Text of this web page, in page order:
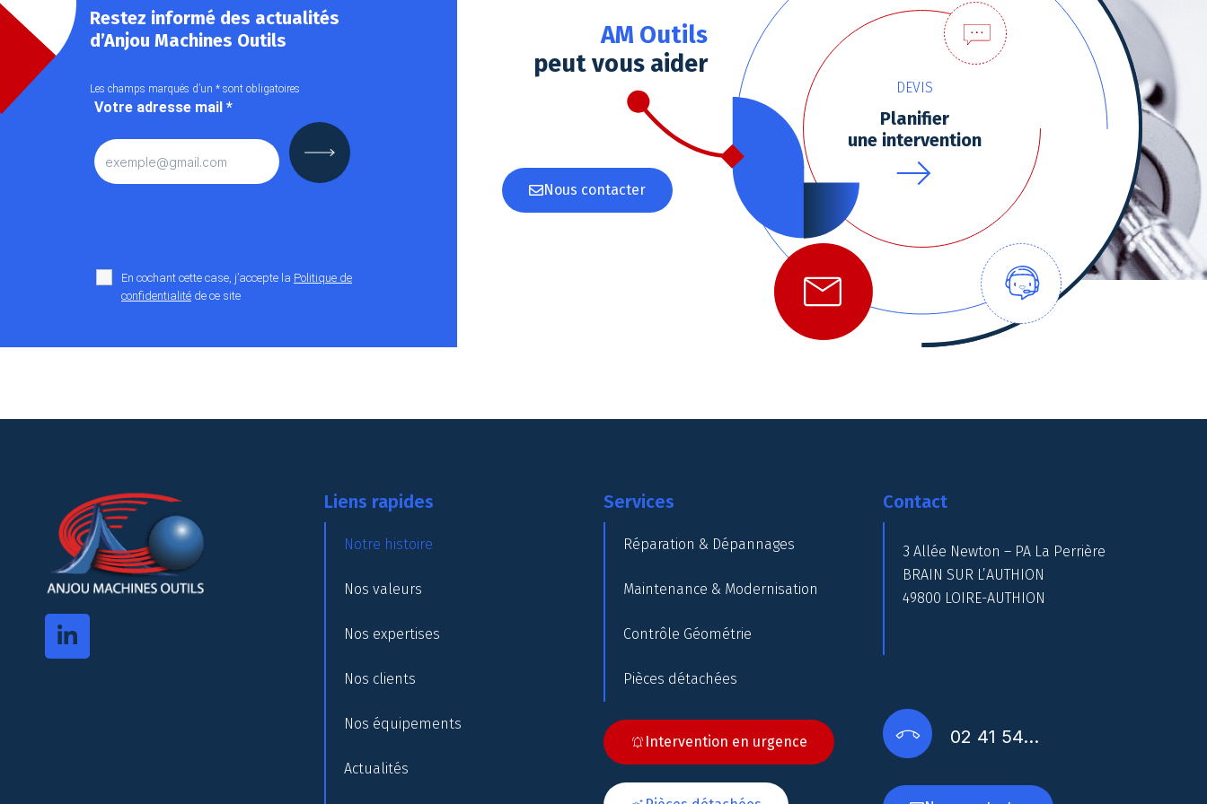
Restez informé des actualités
d’Anjou Machines Outils
Les champs marqués d’un * sont obligatoires
Votre adresse mail *
En cochant cette case, j’accepte la Politique de
confidentialité de ce site
AM Outils
peut vous aider
Nous contacter
DEVIS
Planifier
une intervention
Liens rapides
Notre histoire
Nos valeurs
Nos expertises
Nos clients
Nos équipements
Actualités
Services
Réparation & Dépannages
Maintenance & Modernisation
Contrôle Géométrie
Pièces détachées
Intervention en urgence
Contact
3 Allée Newton – PA La Perrière
BRAIN SUR L’AUTHION
49800 LOIRE-AUTHION
02 41 54…